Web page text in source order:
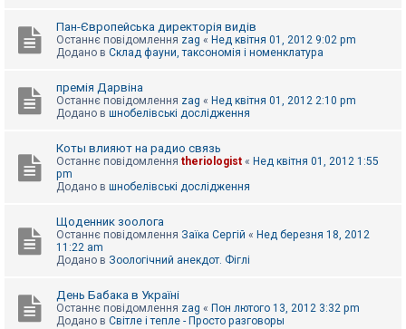
Пан-Європейська директорія видів
Останнє повідомлення zag « Нед квітня 01, 2012 9:02 pm
Додано в Склад фауни, таксономія і номенклатура
премія Дарвіна
Останнє повідомлення zag « Нед квітня 01, 2012 2:10 pm
Додано в шнобелівські дослідження
Коты влияют на радио связь
Останнє повідомлення theriologist « Нед квітня 01, 2012 1:55
pm
Додано в шнобелівські дослідження
Щоденник зоолога
Останнє повідомлення Заїка Сергій « Нед березня 18, 2012
11:22 am
Додано в Зоологічний анекдот. Фіглі
День Бабака в Україні
Останнє повідомлення zag « Пон лютого 13, 2012 3:32 pm
Додано в Світле і тепле - Просто разговоры